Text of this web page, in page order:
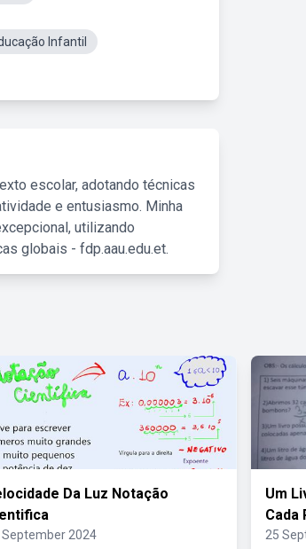
Infantil
escolar, adotando técnicas
e entusiasmo. Minha
utilizando
globais - fdp.aau.edu.et.
Da Luz Notação
September 2024
Um
Cada
25